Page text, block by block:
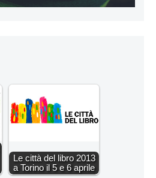
Le città del libro 2013
a Torino il 5 e 6 aprile